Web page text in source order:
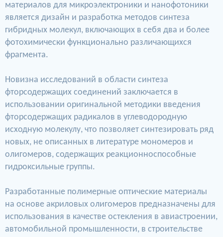
материалов для микроэлектроники и нанофотоники
является дизайн и разработка методов синтеза
гибридных молекул, включающих в себя два и более
фотохимически функционально различающихся
фрагмента.
Новизна исследований в области синтеза
фторсодержащих соединений заключается в
использовании оригинальной методики введения
фторсодержащих радикалов в углеводородную
исходную молекулу, что позволяет синтезировать ряд
новых, не описанных в литературе мономеров и
олигомеров, содержащих реакционноспособные
гидроксильные группы.
Разработанные полимерные оптические материалы
на основе акриловых олигомеров предназначены для
использования в качестве остекления в авиастроении,
автомобильной промышленности, в строительстве